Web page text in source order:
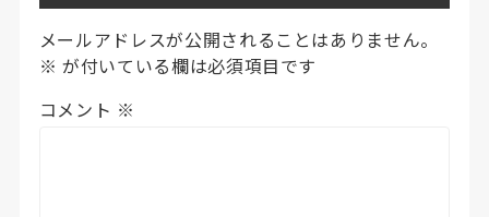
メールアドレスが公開されることはありません。
※ が付いている欄は必須項目です
コメント ※